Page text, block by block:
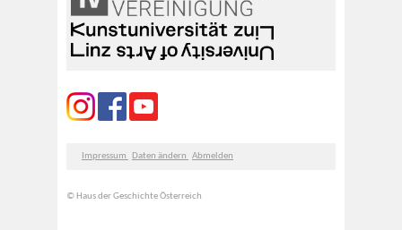
Impressum Daten ändern Abmelden
© Haus der Geschichte Österreich